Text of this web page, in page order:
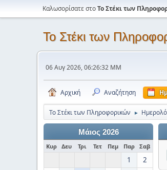
Καλωσορίσατε στοΤο Στέκι των
Το Στέκι των
06 Αυγ 2026, 06:26:32 ΜΜ
Αρχική Αναζήτηση
Το Στέκι των Πληροφορικών ►
Μάιος 2026
Κυρ Δευ Τρι Τετ Πεμ Παρ Σαβ
1
2